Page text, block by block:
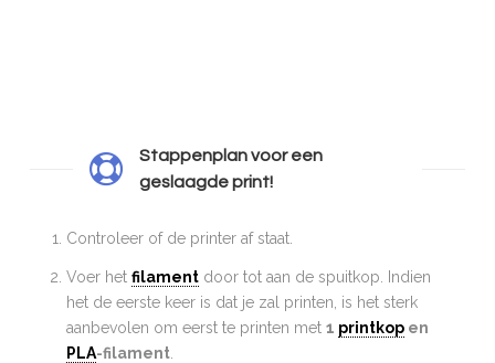
Stappenplan voor een
geslaagde print!
Controleer of de printer af staat.
Voer het filamentdoor tot aan de spuitkop. Indien
het de eerste keer is dat je zal printen, is het sterk
aanbevolen om eerst te printen met 1 printkopen
PLA-filament.